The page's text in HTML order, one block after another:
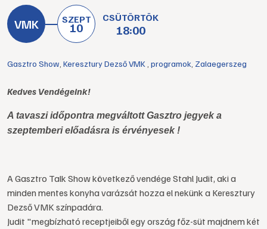
SZEPT
10
CSÜTÖRTÖK
18:00
Gasztro Show Keresztury Dezső VMK programok Zalaegerszeg
Kedves Vendégeink!
A tavaszi időpontra megváltott Gasztro jegyek a
szeptemberi előadásra is érvényesek !
A Gasztro Talk Show következő vendége Stahl Judit, aki a
minden mentes konyha varázsát hozza el nekünk a Keresztury
Dezső VMK színpadára.
Judit "megbízható receptjeiből egy ország főz-süt majdnem két